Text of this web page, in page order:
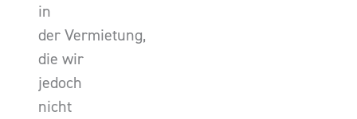
in
der Vermietung,
die wir
jedoch
nicht